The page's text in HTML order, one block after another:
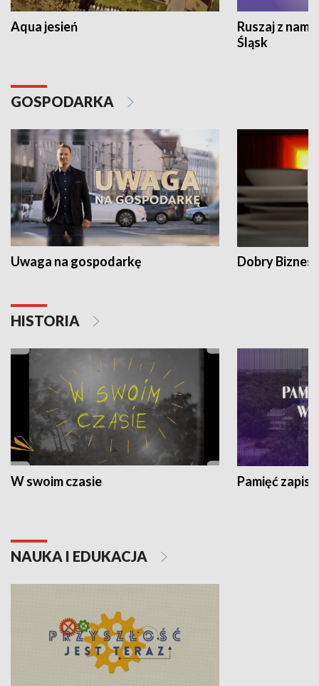
Aqua jesień
Ruszaj z
Śląsk
GOSPODARKA
Uwaga na gospodarkę Dobry Biznes
HISTORIA
W swoim czasie Pamięć
NAUKA I EDUKACJA